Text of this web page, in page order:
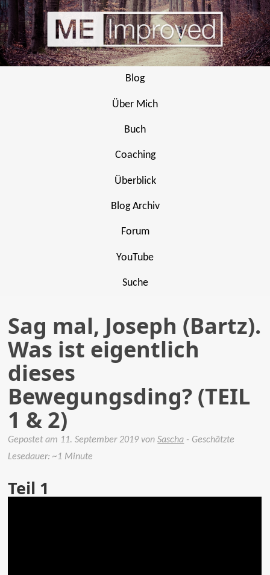
Blog
Über Mich
Buch
Coaching
Überblick
Blog Archiv
Forum
YouTube
Suche
Sag mal, Joseph (Bartz).
Was ist eigentlich
dieses
Bewegungsding? (TEIL
1 & 2)
Gepostet am 11. September 2019vonSascha - Geschätzte
Lesedauer: ~1 Minute
Teil 1